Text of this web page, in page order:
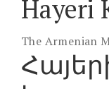
Hayeri
The Armenian